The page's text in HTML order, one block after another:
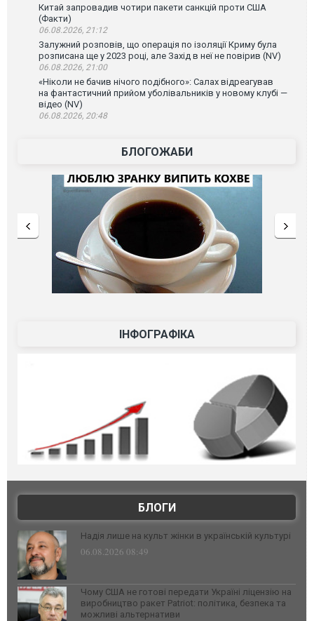
Китай запровадив чотири пакети санкцій проти США
(Факти)
06.08.2026, 21:12
Залужний розповів, що операція по ізоляції Криму була
розписана ще у 2023 році, але Захід в неї не повірив (NV)
06.08.2026, 21:00
«Ніколи не бачив нічого подібного»: Салах відреагував
на фантастичний прийом уболівальників у новому клубі —
відео (NV)
06.08.2026, 20:48
БЛОГОЖАБИ
ІНФОГРАФІКА
БЛОГИ
Надія лише на культ жінки в українській культурі
06.08.2026 08:49
Чому США не готові передати Україні ліцензію на
виробництво ракет Patriot: політика, безпека та
можливі альтернативи